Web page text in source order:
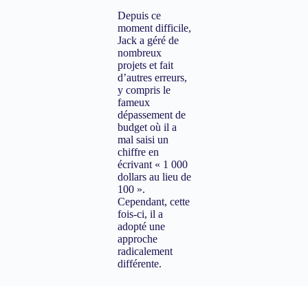
Depuis ce
moment difficile,
Jack a géré de
nombreux
projets et fait
d’autres erreurs,
y compris le
fameux
dépassement de
budget où il a
mal saisi un
chiffre en
écrivant « 1 000
dollars au lieu de
100 ».
Cependant, cette
fois-ci, il a
adopté une
approche
radicalement
différente.